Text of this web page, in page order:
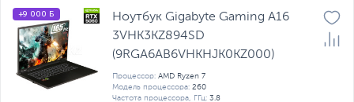
+9 000 Б
Ноутбук Gigabyte Gaming A16
3VHK3KZ894SD
(9RGA6AB6VHKHJK0KZ000)
Процессор: AMD Ryzen 7
Модель процессора: 260
Частота процессора, ГГц: 3.8